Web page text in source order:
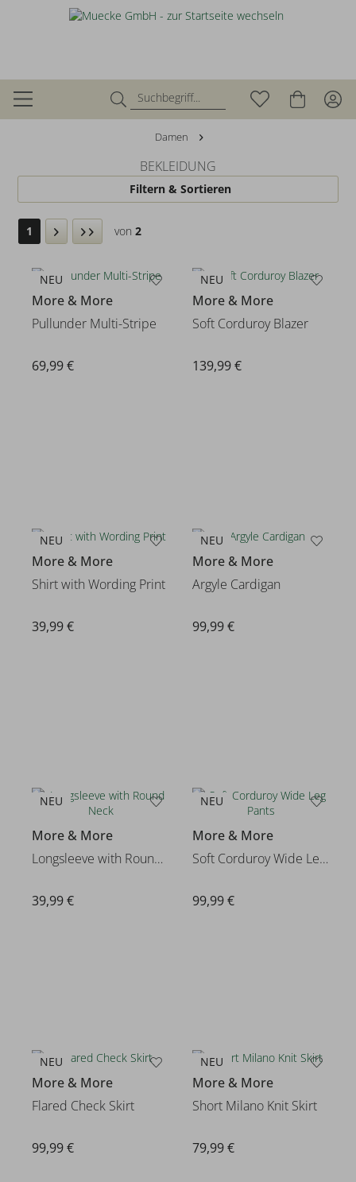
Damen
BEKLEIDUNG
Filtern & Sortieren
1 von2
NEU
More & More
Pullunder Multi-Stripe
69,99 €
NEU
More & More
Soft Corduroy Blazer
139,99 €
NEU
More & More
Shirt with Wording Print
39,99 €
NEU
More & More
Argyle Cardigan
99,99 €
NEU
More & More
Longsleeve with Round Neck
39,99 €
NEU
More & More
Soft Corduroy Wide Leg Pants
99,99 €
NEU
More & More
Flared Check Skirt
99,99 €
NEU
More & More
Short Milano Knit Skirt
79,99 €